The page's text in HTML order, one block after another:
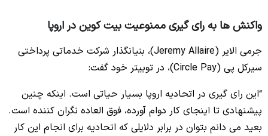
واکنش ها به رای گیری ممنوعیت بیت کوین در اروپا
جرمی الایر (Jeremy Allaire)، بنیانگذار شرکت خدماتی پرداختی
سیرکل پی (Circle Pay)، در توییتر خود گفت:
“این رای گیری در اتحادیه اروپا بسیار حیاتی است. اینکه چنین
پیشنهادی تا اینجای کار دوام آورده، فوق العاده نگران کننده است.
بعید می دانم بتوان در برابر دلایلی که اتحادیه برای انجام این کار